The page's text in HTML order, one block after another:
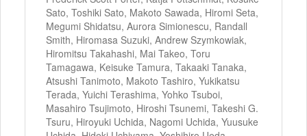
Sato, Toshiki Sato, Makoto Sawada, Hiromi Seta,
Megumi Shidatsu, Aurora Simionescu, Randall
Smith, Hiromasa Suzuki, Andrew Szymkowiak,
Hiromitsu Takahashi, Mai Takeo, Toru
Tamagawa, Keisuke Tamura, Takaaki Tanaka,
Atsushi Tanimoto, Makoto Tashiro, Yukikatsu
Terada, Yuichi Terashima, Yohko Tsuboi,
Masahiro Tsujimoto, Hiroshi Tsunemi, Takeshi G.
Tsuru, Hiroyuki Uchida, Nagomi Uchida, Yuusuke